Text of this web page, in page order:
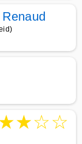
★☆☆